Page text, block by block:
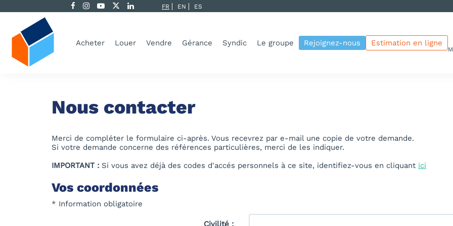
FR EN ES
Acheter Louer Vendre Gérance Syndic Le groupe Rejoignez-nous Estimation en ligne
Nous contacter
Merci de compléter le formulaire ci-après. Vous recevrez par e-mail une copie de votre demande.
Si votre demande concerne des références particulières, merci de les indiquer.
IMPORTANT : Si vous avez déjà des codes d'accés personnels à ce site, identifiez-vous en cliquant ici
Vos coordonnées
* Information obligatoire
Civilité :